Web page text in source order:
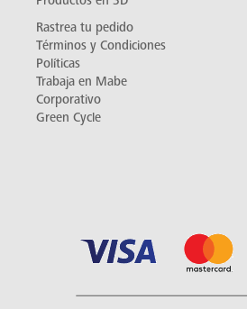
Rastrea tu pedido
Términos y Condiciones
Políticas
Trabaja en Mabe
Corporativo
Green Cycle